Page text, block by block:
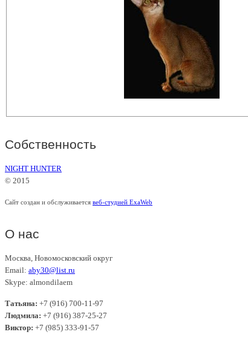
Собственность
NIGHT HUNTER
© 2015
Сайт создан и обслуживается веб-студией ExaWeb
О нас
Москва, Новомосковский округ
Email: aby30@list.ru
Skype: almondilaem
Татьяна: +7 (916) 700-11-97
Людмила: +7 (916) 387-25-27
Виктор: +7 (985) 333-91-57